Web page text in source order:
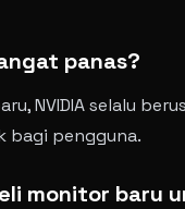
panas?
NVIDIA selalu
bagi pengguna.
monitor baru